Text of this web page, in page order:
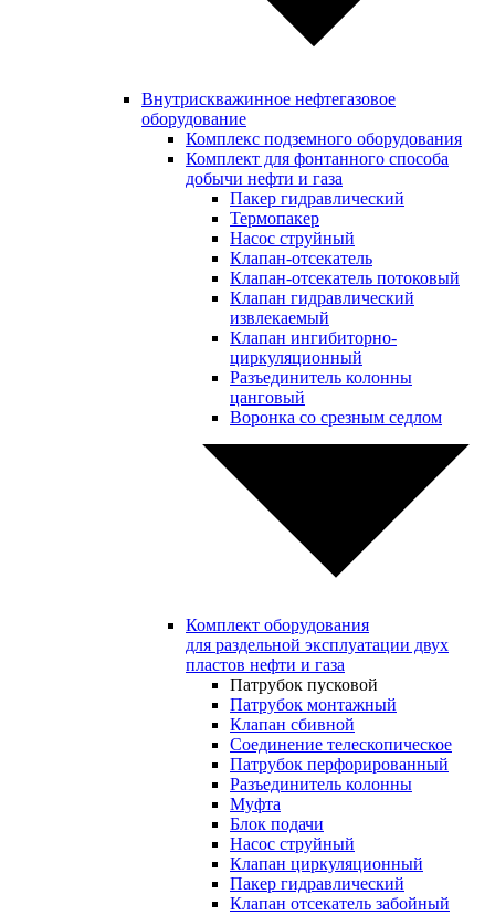
Внутрискважинное нефтегазовое
оборудование
Комплекс подземного оборудования
Комплект для фонтанного способа
добычи нефти и газа
Пакер гидравлический
Термопакер
Насос струйный
Клапан-отсекатель
Клапан-отсекатель потоковый
Клапан гидравлический
извлекаемый
Клапан ингибиторно-
циркуляционный
Разъединитель колонны
цанговый
Воронка со срезным седлом
Комплект оборудования
для раздельной эксплуатации двух
пластов нефти и газа
Патрубок пусковой
Патрубок монтажный
Клапан сбивной
Соединение телескопическое
Патрубок перфорированный
Разъединитель колонны
Муфта
Блок подачи
Насос струйный
Клапан циркуляционный
Пакер гидравлический
Клапан отсекатель забойный